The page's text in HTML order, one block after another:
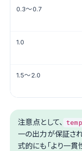
0.3〜0.7
1.0
1.5〜2.0
注意点として、
一の出力が保証さ
式的にも「より一貫